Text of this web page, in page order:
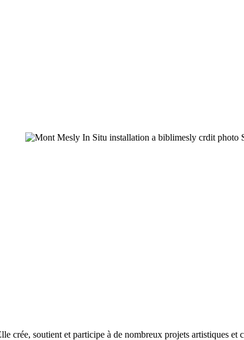
crée, soutient et participe à de nombreux projets artistiques et